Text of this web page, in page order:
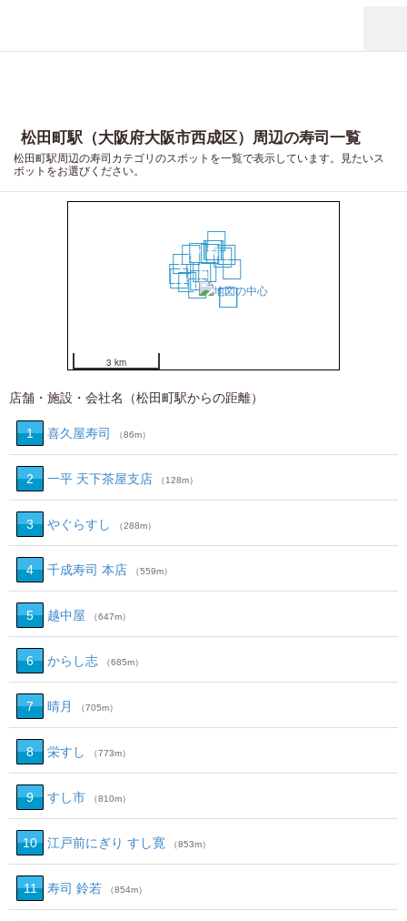
松田町駅（大阪府大阪市西成区）周辺の寿司一覧
松田町駅周辺の寿司カテゴリのスポットを一覧で表示しています。見たいス
ポットをお選びください。
12
3
4
5
6
7
8
9
1011
12
13
14
15
16
17
18
19
20
3 km
店舗・施設・会社名（松田町駅からの距離）
1 喜久屋寿司 （86m）
2 一平 天下茶屋支店 （128m）
3 やぐらすし （288m）
4 千成寿司 本店 （559m）
5 越中屋 （647m）
6 からし志 （685m）
7 晴月 （705m）
8 栄すし （773m）
9 すし市 （810m）
10 江戸前にぎり すし寛 （853m）
11 寿司 鈴若 （854m）